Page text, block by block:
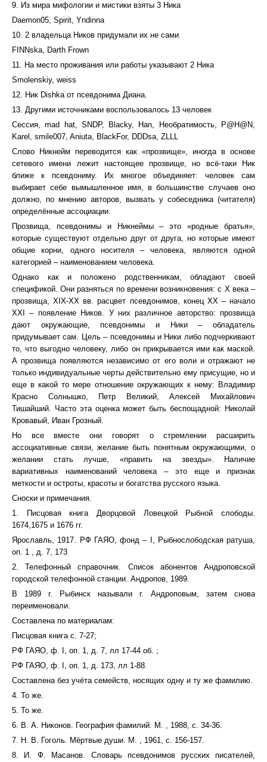
9. Из мира мифологии и мистики взяты 3 Ника
Daemon05, Spirit, Yndinna
10. 2 владельца Ников придумали их не сами
FINNska, Darth Frown
11. На место проживания или работы указывают 2 Ника
Smolenskiy, weiss
12. Ник Dishka от псевдонима Диана.
13. Другими источниками воспользовалось 13 человек
Сессия, mad hat, SNDP, Blacky, Han, Необратимость, P@H@N,
Karel, smile007, Aniuta, BlackFor, DDDsa, ZLLL
Слово Никнейм переводится как «прозвище», иногда в основе
сетевого имени лежит настоящее прозвище, но всё-таки Ник
ближе к псевдониму. Их многое объединяет: человек сам
выбирает себе вымышленное имя, в большинстве случаев оно
должно, по мнению авторов, вызвать у собеседника (читателя)
определённые ассоциации.
Прозвища, псевдонимы и Никнеймы – это «родные братья»,
которые существуют отдельно друг от друга, но которые имеют
общие корни, одного носителя – человека, являются одной
категорией – наименованием человека.
Однако как и положено родственникам, обладают своей
спецификой. Они разняться по времени возникновения: с X века –
прозвища, XIX-XX вв. расцвет псевдонимов, конец XX – начало
XXI – появление Ников. У них различное авторство: прозвища
дают окружающие, псевдонимы и Ники – обладатель
придумывает сам. Цель – псевдонимы и Ники либо подчеркивают
то, что выгодно человеку, либо он прикрывается ими как маской.
А прозвища появляются независимо от его воли и отражают не
только индивидуальные черты действительно ему присущие, но и
еще в какой то мере отношение окружающих к нему: Владимир
Красно Солнышко, Петр Великий, Алексей Михайлович
Тишайший. Часто эта оценка может быть беспощадной: Николай
Кровавый, Иван Грозный.
Но все вместе они говорят о стремлении расширить
ассоциативные связи, желание быть понятным окружающими, о
желании стать лучше, «править на звезды». Наличие
вариативных наименований человека – это еще и признак
меткости и остроты, красоты и богатства русского языка.
Сноски и примечания.
1. Писцовая книга Дворцовой Ловецкой Рыбной слободы.
1674,1675 и 1676 гг.
Ярославль, 1917. РФ ГАЯО, фонд – I, Рыбнослободская ратуша,
оп. 1 , д. 7, 173
2. Телефонный справочник. Список абонентов Андроповской
городской телефонной станции. Андропов, 1989.
В 1989 г. Рыбинск называли г. Андроповым, затем снова
переименовали.
Составлена по материалам:
Писцовая книга с. 7-27;
РФ ГАЯО, ф. I, оп. 1, д. 7, лл 17-44 об. ;
РФ ГАЯО, ф. I, оп. 1, д. 173, лл 1-88.
Составлена без учёта семейств, носящих одну и ту же фамилию.
4. То же.
5. То же.
6. В. А. Никонов. География фамилий. М. , 1988, с. 34-36.
7. Н. В. Гоголь. Мёртвые души. М. , 1961, с. 156-157.
8. И. Ф. Масанов. Словарь псевдонимов русских писателей,